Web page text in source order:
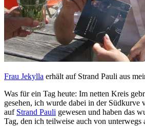
Frau Jekylla erhält auf Strand Pauli aus
Was für ein Tag heute: Im netten Kreis
gesehen, ich wurde dabei in der
auf Strand Pauli gewesen und haben das
Tag, den ich teilweise auch von unterwegs